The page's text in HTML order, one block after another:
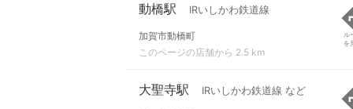
動橋駅 IRいしかわ鉄道線
加賀市動橋町
このページの店舗から 2.5 km
ル
を
大聖寺駅 IRいしかわ鉄道線 など